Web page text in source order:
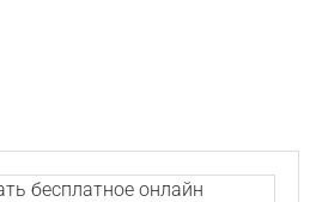
бесплатное онлайн